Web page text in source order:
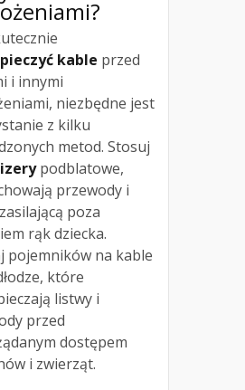
kable przed
i innymi
niezbędne jest
z kilku
metod. Stosuj
podblatowe,
przewody i
poza
rąk dziecka.
pojemników na kable
które
listwy i
przed
dostępem
i zwierząt.